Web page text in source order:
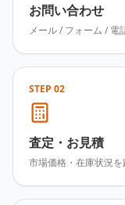
お問い合わせ
メール / フォーム / 電
STEP 02
査定・お見積
市場価格・在庫状況